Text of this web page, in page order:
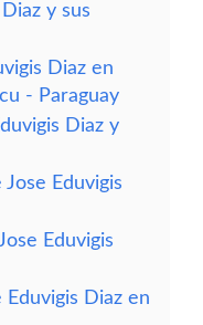
y sus
Diaz en
- Paraguay
Diaz y
Eduvigis
Eduvigis
Eduvigis Diaz en